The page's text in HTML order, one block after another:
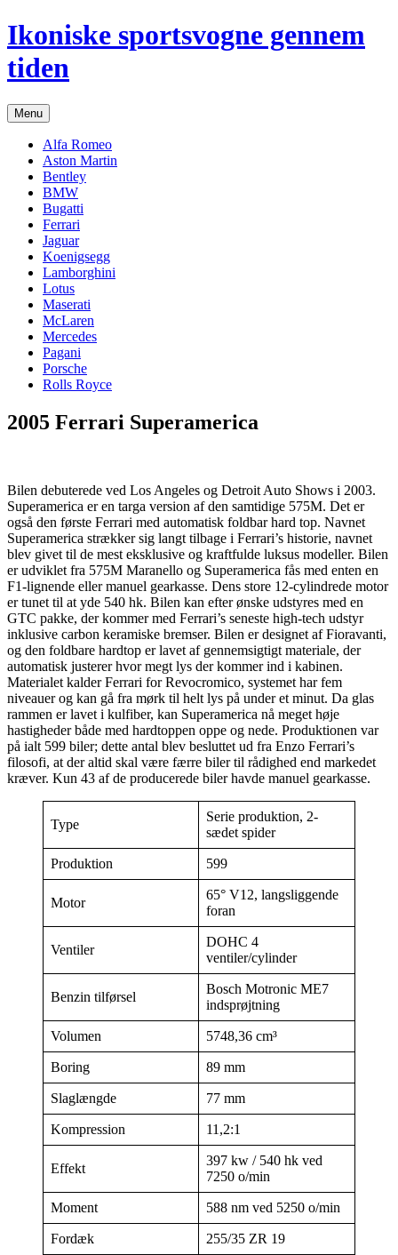
Hop
til
indhold
Ikoniske sportsvogne gennem
tiden
Menu
Alfa Romeo
Aston Martin
Bentley
BMW
Bugatti
Ferrari
Jaguar
Koenigsegg
Lamborghini
Lotus
Maserati
McLaren
Mercedes
Pagani
Porsche
Rolls Royce
2005 Ferrari Superamerica
Bilen debuterede ved Los Angeles og Detroit Auto Shows i 2003.
Superamerica er en targa version af den samtidige 575M. Det er
også den første Ferrari med automatisk foldbar hard top. Navnet
Superamerica strækker sig langt tilbage i Ferrari’s historie, navnet
blev givet til de mest eksklusive og kraftfulde luksus modeller. Bilen
er udviklet fra 575M Maranello og Superamerica fås med enten en
F1-lignende eller manuel gearkasse. Dens store 12-cylindrede motor
er tunet til at yde 540 hk. Bilen kan efter ønske udstyres med en
GTC pakke, der kommer med Ferrari’s seneste high-tech udstyr
inklusive carbon keramiske bremser. Bilen er designet af Fioravanti,
og den foldbare hardtop er lavet af gennemsigtigt materiale, der
automatisk justerer hvor megt lys der kommer ind i kabinen.
Materialet kalder Ferrari for Revocromico, systemet har fem
niveauer og kan gå fra mørk til helt lys på under et minut. Da glas
rammen er lavet i kulfiber, kan Superamerica nå meget høje
hastigheder både med hardtoppen oppe og nede. Produktionen var
på ialt 599 biler; dette antal blev besluttet ud fra Enzo Ferrari’s
filosofi, at der altid skal være færre biler til rådighed end markedet
kræver. Kun 43 af de producerede biler havde manuel gearkasse.
Type
Serie produktion, 2-
sædet spider
Produktion 599
Motor
65° V12, langsliggende
foran
Ventiler
DOHC 4
ventiler/cylinder
Benzin tilførsel
Bosch Motronic ME7
indsprøjtning
Volumen 5748,36 cm³
Boring 89 mm
Slaglængde 77 mm
Kompression 11,2:1
Effekt
397 kw / 540 hk ved
7250 o/min
Moment 588 nm ved 5250 o/min
Fordæk 255/35 ZR 19